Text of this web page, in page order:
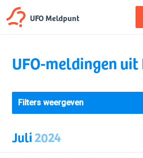
UFO Meldpunt
UFO-meldingen
Filters weergeven
Juli2024